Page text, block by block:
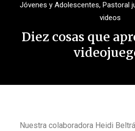
Jóvenes y Adolescentes, Pastoral
videos
Diez cosas que
Nuestra colaboradora Heidi